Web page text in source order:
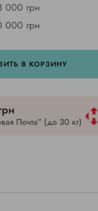
000 грн
000 грн
В КОРЗИНУ
Почта” (до 30 кг)